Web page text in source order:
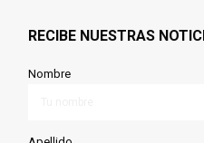
RECIBE NUESTRAS
Nombre